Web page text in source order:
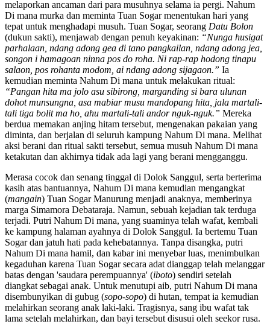
melaporkan ancaman dari para musuhnya selama ia pergi. Nahum
Di mana murka dan meminta Tuan Sogar menentukan hari yang
tepat untuk menghadapi musuh. Tuan Sogar, seorang Datu Bolon
(dukun sakti), menjawab dengan penuh keyakinan: “Nunga husigat
parhalaan, ndang adong gea di tano pangkailan, ndang adong jea,
songon i hamagoan ninna pos do roha. Ni rap-rap hodong tinapu
salaon, pos rohanta modom, ai ndang adong sijagaon.” Ia
kemudian meminta Nahum Di mana untuk melakukan ritual:
“Pangan hita ma jolo asu sibirong, marganding si bara ulunan
dohot munsungna, asa mabiar musu mandopang hita, jala martali-
tali tiga bolit ma ho, ahu martali-tali andor nguk-nguk.” Mereka
berdua memakan anjing hitam tersebut, mengenakan pakaian yang
diminta, dan berjalan di seluruh kampung Nahum Di mana. Melihat
aksi berani dan ritual sakti tersebut, semua musuh Nahum Di mana
ketakutan dan akhirnya tidak ada lagi yang berani mengganggu.
Merasa cocok dan senang tinggal di Dolok Sanggul, serta berterima
kasih atas bantuannya, Nahum Di mana kemudian mengangkat
(mangain) Tuan Sogar Manurung menjadi anaknya, memberinya
marga Simamora Debataraja. Namun, sebuah kejadian tak terduga
terjadi. Putri Nahum Di mana, yang suaminya telah wafat, kembali
ke kampung halaman ayahnya di Dolok Sanggul. Ia bertemu Tuan
Sogar dan jatuh hati pada kehebatannya. Tanpa disangka, putri
Nahum Di mana hamil, dan kabar ini menyebar luas, menimbulkan
kegaduhan karena Tuan Sogar secara adat dianggap telah melanggar
batas dengan 'saudara perempuannya' (iboto) sendiri setelah
diangkat sebagai anak. Untuk menutupi aib, putri Nahum Di mana
disembunyikan di gubug (sopo-sopo) di hutan, tempat ia kemudian
melahirkan seorang anak laki-laki. Tragisnya, sang ibu wafat tak
lama setelah melahirkan, dan bayi tersebut disusui oleh seekor rusa.